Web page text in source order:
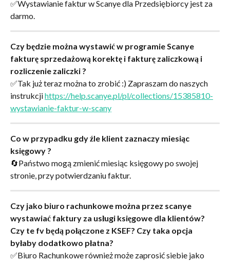
✅Wystawianie faktur w Scanye dla Przedsiębiorcy jest za
darmo.
Czy będzie można wystawić w programie Scanye
fakturę sprzedażową korektę i fakturę zaliczkową i
rozliczenie zaliczki ?
✅Tak już teraz można to zrobić :) Zapraszam do naszych
instrukcji https://help.scanye.pl/pl/collections/15385810-
wystawianie-faktur-w-scany
Co w przypadku gdy źle klient zaznaczy miesiąc
księgowy ?
🔄Państwo mogą zmienić miesiąc księgowy po swojej
stronie, przy potwierdzaniu faktur.
Czy jako biuro rachunkowe można przez scanye
wystawiać faktury za usługi księgowe dla klientów?
Czy te fv będą połączone z KSEF? Czy taka opcja
byłaby dodatkowo płatna?
✅Biuro Rachunkowe również może zaprosić siebie jako